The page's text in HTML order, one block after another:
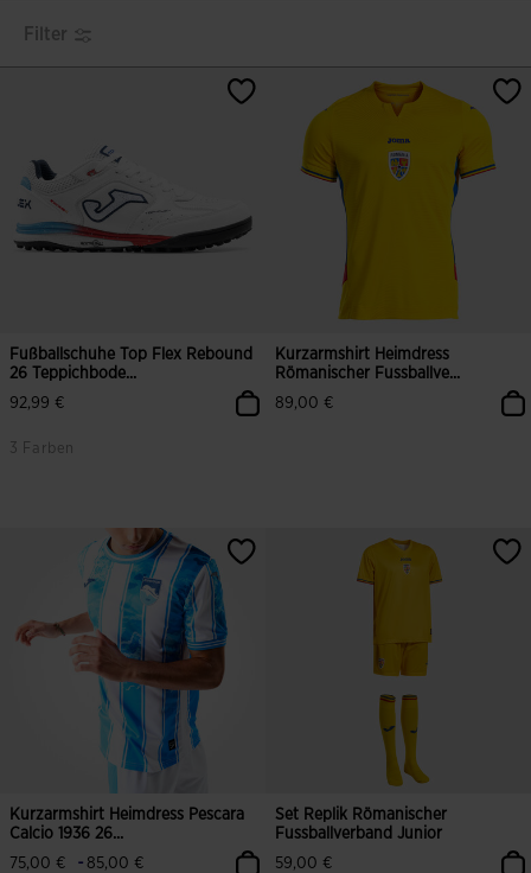
Filter
Fußballschuhe Top Flex Rebound
26 Teppichbode...
92,99 €
3 Farben
3,5 von 5 Kundenbewertungen
Kurzarmshirt Heimdress
Römanischer Fussballve...
89,00 €
3,6 von 5 Kundenbewertungen
Kurzarmshirt Heimdress Pescara
Calcio 1936 26...
75,00 €
- 85,00 €
Set Replik Römanischer
Fussballverband Junior
59,00 €